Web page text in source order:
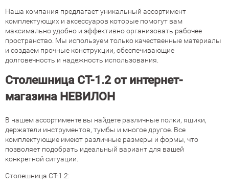
Наша компания предлагает уникальный ассортимент
комплектующих и аксессуаров которые помогут вам
максимально удобно и эффективно организовать рабочее
пространство. Мы используем только качественные материалы
и создаем прочные конструкции, обеспечивающие
долговечность и надежность использования.
Столешница СТ-1.2 от интернет-
магазина НЕВИЛОН
В нашем ассортименте вы найдете различные полки, ящики,
держатели инструментов, тумбы и многое другое. Все
комплектующие имеют различные размеры и формы, что
позволяет подобрать идеальный вариант для вашей
конкретной ситуации.
Столешница СТ-1.2: